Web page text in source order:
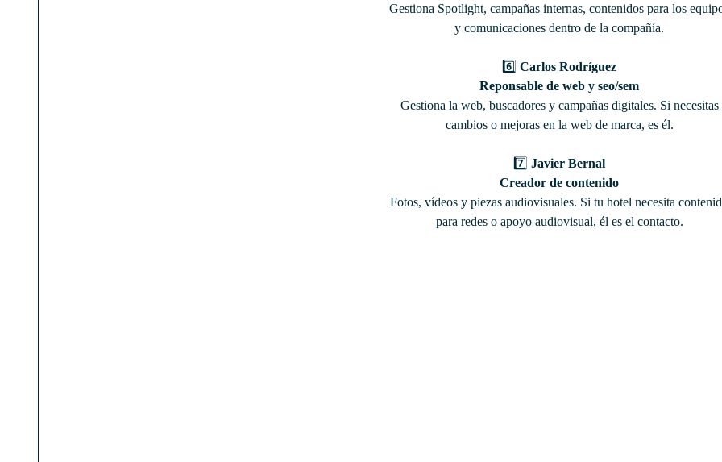
Gestiona Spotlight, campañas internas, contenidos para los
y comunicaciones dentro de la compañía.
6️⃣ Carlos Rodríguez
Reponsable de web y seo/sem
Gestiona la web, buscadores y campañas digitales. Si necesitas
cambios o mejoras en la web de marca, es él.
7️⃣ Javier Bernal
Creador de contenido
Fotos, vídeos y piezas audiovisuales. Si tu hotel necesita
para redes o apoyo audiovisual, él es el contacto.